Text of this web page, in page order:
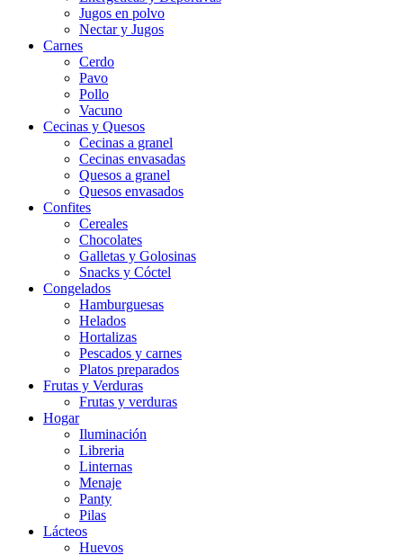
Jugos en polvo
Nectar y Jugos
Carnes
Cerdo
Pavo
Pollo
Vacuno
Cecinas y Quesos
Cecinas a granel
Cecinas envasadas
Quesos a granel
Quesos envasados
Confites
Cereales
Chocolates
Galletas y Golosinas
Snacks y Cóctel
Congelados
Hamburguesas
Helados
Hortalizas
Pescados y carnes
Platos preparados
Frutas y Verduras
Frutas y verduras
Hogar
Iluminación
Libreria
Linternas
Menaje
Panty
Pilas
Lácteos
Huevos